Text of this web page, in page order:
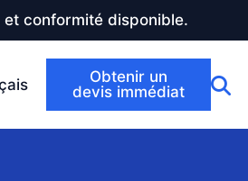
conformité disponible.
Obtenir un
devis immédiat